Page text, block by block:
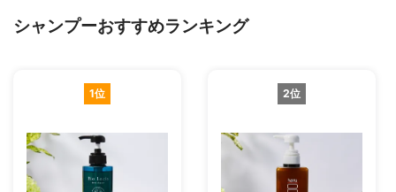
シャンプーおすすめランキング
1位 2位